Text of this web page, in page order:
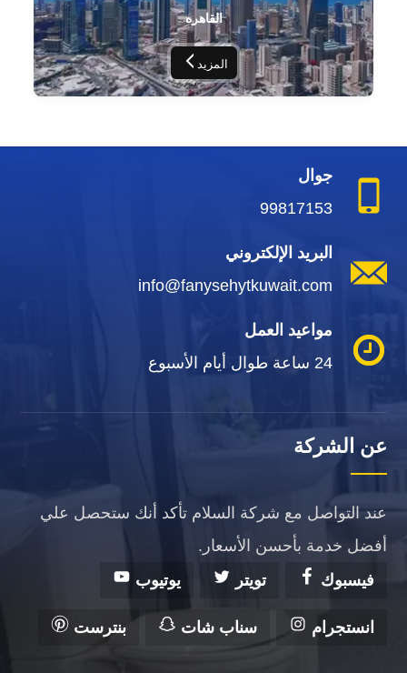
القاهره
المزيد
جوال
99817153
البريد الإلكتروني
info@fanysehytkuwait.com
مواعيد العمل
24 ساعة طوال أيام الأسبوع
عن الشركة
عند التواصل مع شركة السلام تأكد أنك ستحصل علي
أفضل خدمة بأحسن الأسعار.
فيسبوك
تويتر يوتيوب
انستجرام سناب شات بنترست